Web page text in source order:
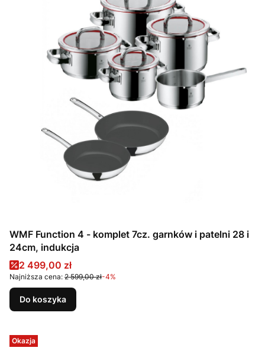
WMF Function 4 - komplet 7cz. garnków i patelni 28 i
24cm, indukcja
Cena promocyjna
2 499,00 zł
Najniższa cena: 2 599,00 zł-4%
Do koszyka
Okazja